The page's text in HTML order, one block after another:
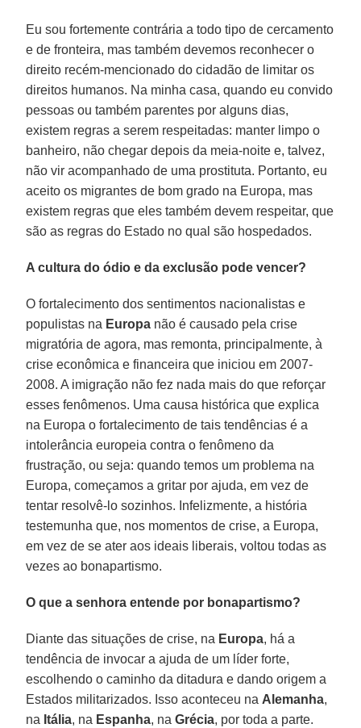
Eu sou fortemente contrária a todo tipo de cercamento
e de fronteira, mas também devemos reconhecer o
direito recém-mencionado do cidadão de limitar os
direitos humanos. Na minha casa, quando eu convido
pessoas ou também parentes por alguns dias,
existem regras a serem respeitadas: manter limpo o
banheiro, não chegar depois da meia-noite e, talvez,
não vir acompanhado de uma prostituta. Portanto, eu
aceito os migrantes de bom grado na Europa, mas
existem regras que eles também devem respeitar, que
são as regras do Estado no qual são hospedados.
A cultura do ódio e da exclusão pode vencer?
O fortalecimento dos sentimentos nacionalistas e
populistas na Europa não é causado pela crise
migratória de agora, mas remonta, principalmente, à
crise econômica e financeira que iniciou em 2007-
2008. A imigração não fez nada mais do que reforçar
esses fenômenos. Uma causa histórica que explica
na Europa o fortalecimento de tais tendências é a
intolerância europeia contra o fenômeno da
frustração, ou seja: quando temos um problema na
Europa, começamos a gritar por ajuda, em vez de
tentar resolvê-lo sozinhos. Infelizmente, a história
testemunha que, nos momentos de crise, a Europa,
em vez de se ater aos ideais liberais, voltou todas as
vezes ao bonapartismo.
O que a senhora entende por bonapartismo?
Diante das situações de crise, na Europa, há a
tendência de invocar a ajuda de um líder forte,
escolhendo o caminho da ditadura e dando origem a
Estados militarizados. Isso aconteceu na Alemanha,
na Itália, na Espanha, naGrécia, por toda a parte.